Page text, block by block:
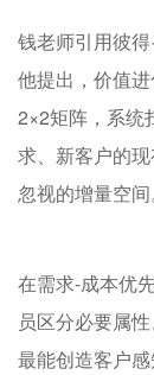
钱老师引用彼得
他提出，价值
2×2矩阵，系统
求、新客户的
忽视的增量空间
在需求-成本优
员区分必要属
最能创造客户感